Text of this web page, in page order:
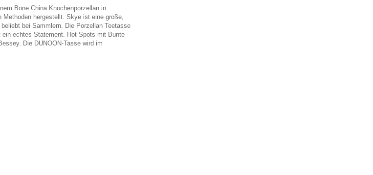
Bone China Knochenporzellan in
hergestellt. Skye ist eine große,
bei Sammlern. Die Porzellan Teetasse
echtes Statement. Hot Spots mit Bunte
Die DUNOON-Tasse wird im